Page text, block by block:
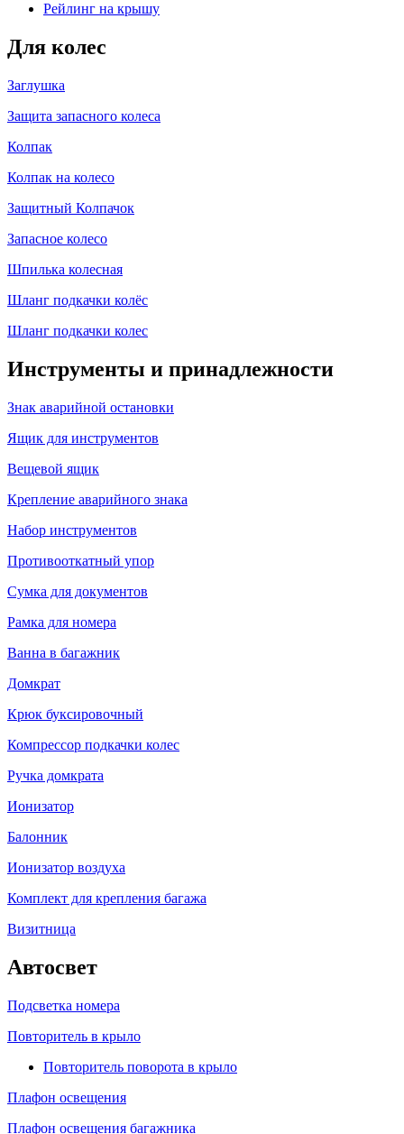
Рейлинг на крышу
Для колес
Заглушка
Защита запасного колеса
Колпак
Колпак на колесо
Защитный Колпачок
Запасное колесо
Шпилька колесная
Шланг подкачки колёс
Шланг подкачки колес
Инструменты и принадлежности
Знак аварийной остановки
Ящик для инструментов
Вещевой ящик
Крепление аварийного знака
Набор инструментов
Противооткатный упор
Сумка для документов
Рамка для номера
Ванна в багажник
Домкрат
Крюк буксировочный
Компрессор подкачки колес
Ручка домкрата
Ионизатор
Балонник
Ионизатор воздуха
Комплект для крепления багажа
Визитница
Автосвет
Подсветка номера
Повторитель в крыло
Повторитель поворота в крыло
Плафон освещения
Плафон освещения багажника